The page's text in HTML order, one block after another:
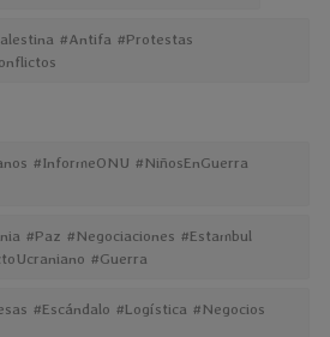
#Antifa #Protestas
#InformeONU #NiñosEnGuerra
#Paz #Negociaciones #Estambul
#Guerra
#Escándalo #Logística #Negocios